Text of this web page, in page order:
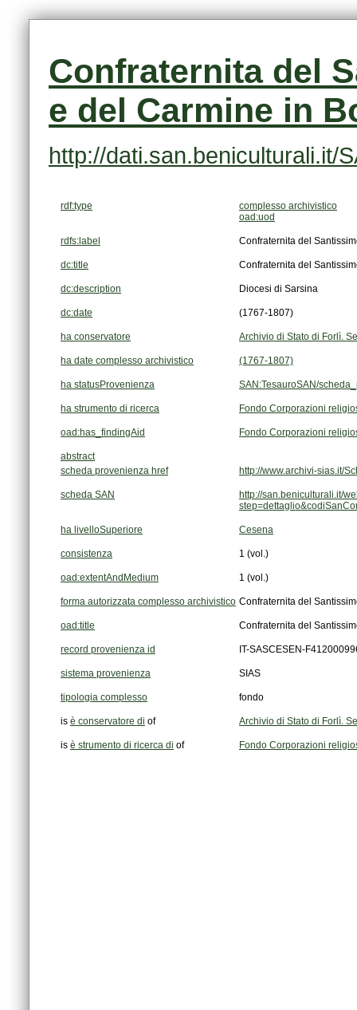
e del Carmine in
http://dati.san.beniculturali.it/
rdf:type
complesso archivistico
oad:uod
rdfs:label Confraternita del
dc:title Confraternita del
dc:description Diocesi di Sarsina
dc:date (1767-1807)
ha conservatore Archivio di Stato di Forlì.
ha date complesso archivistico (1767-1807)
ha statusProvenienza SAN:TesauroSAN/
ha strumento di ricerca Fondo Corporazioni
oad:has_findingAid Fondo Corporazioni
abstract
scheda provenienza href
http://www.archivi-sias.it/
scheda SAN
ha livelloSuperiore Cesena
consistenza 1 (vol.)
oad:extentAndMedium 1 (vol.)
forma autorizzata complesso archivistico Confraternita del
oad:title Confraternita del
record provenienza id IT-SASCESEN-
sistema provenienza SIAS
tipologia complesso fondo
is è conservatore di of Archivio di Stato di Forlì.
is è strumento di ricerca di of Fondo Corporazioni